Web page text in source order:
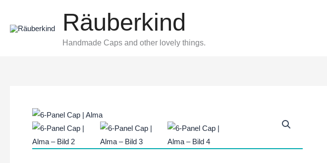
springen
Räuberkind
Handmade Caps and other lovely things.